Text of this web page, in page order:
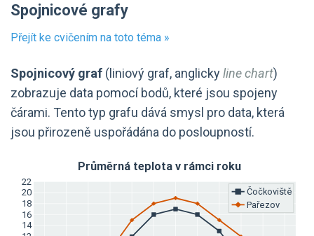
Spojnicové grafy
Přejít ke cvičením na toto téma »
Spojnicový graf (liniový graf, anglickyline chart)
zobrazuje data pomocí bodů, které jsou spojeny
čárami. Tento typ grafu dává smysl pro data, která
jsou přirozeně uspořádána do posloupností.